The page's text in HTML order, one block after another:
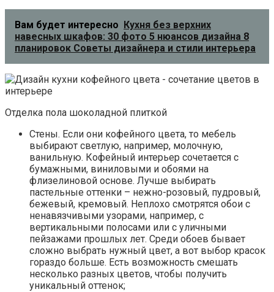
Вам будет интересно Кухня без верхних
навесных шкафов: 30 фото 5 нюансов дизайна 8
планировок Советы дизайнера и стили интерьера
Отделка пола шоколадной плиткой
Стены. Если они кофейного цвета, то мебель
выбирают светлую, например, молочную,
ванильную. Кофейный интерьер сочетается с
бумажными, виниловыми и обоями на
флизелиновой основе. Лучше выбирать
пастельные оттенки – нежно-розовый, пудровый,
бежевый, кремовый. Неплохо смотрятся обои с
ненавязчивыми узорами, например, с
вертикальными полосами или с уличными
пейзажами прошлых лет. Среди обоев бывает
сложно выбрать нужный цвет, а вот выбор красок
гораздо больше. Есть возможность смешать
несколько разных цветов, чтобы получить
уникальный оттенок;